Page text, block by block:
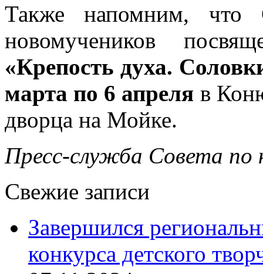
Также напомним, что
новомучеников
«Крепость духа.
марта по 6 апреля в
дворца на Мойке.
Пресс-служба Совета по
Свежие записи
Завершился
конкурса детского